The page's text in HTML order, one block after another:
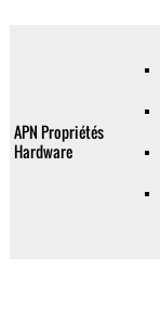
APN Propriétés
Hardware